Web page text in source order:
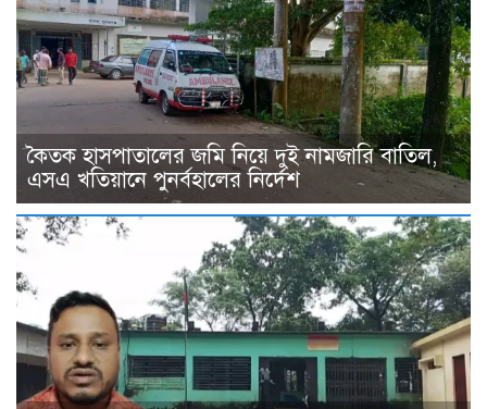
কৈতক হাসপাতালের জমি নিয়ে দুই নামজারি বাতিল,
এসএ খতিয়ানে পুনর্বহালের নির্দেশ